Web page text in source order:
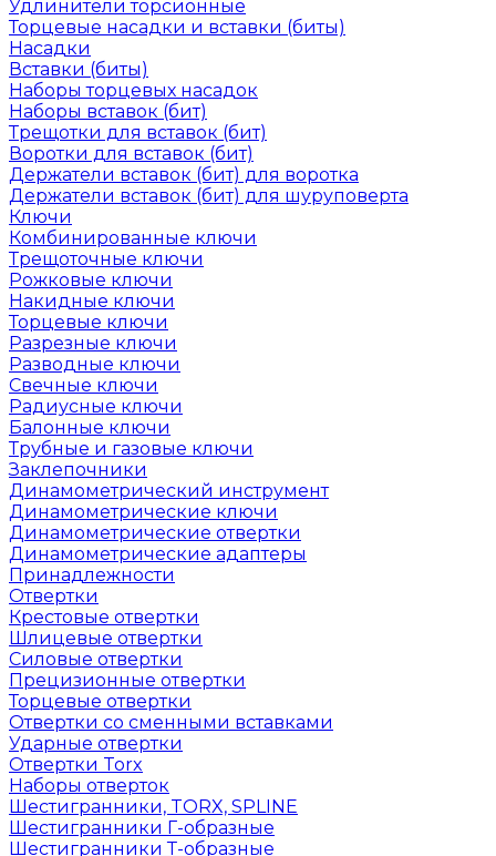
Удлинители торсионные
Торцевые насадки и вставки (биты)
Насадки
Вставки (биты)
Наборы торцевых насадок
Наборы вставок (бит)
Трещотки для вставок (бит)
Воротки для вставок (бит)
Держатели вставок (бит) для воротка
Держатели вставок (бит) для шуруповерта
Ключи
Комбинированные ключи
Трещоточные ключи
Рожковые ключи
Накидные ключи
Торцевые ключи
Разрезные ключи
Разводные ключи
Свечные ключи
Радиусные ключи
Балонные ключи
Трубные и газовые ключи
Заклепочники
Динамометрический инструмент
Динамометрические ключи
Динамометрические отвертки
Динамометрические адаптеры
Принадлежности
Отвертки
Крестовые отвертки
Шлицевые отвертки
Силовые отвертки
Прецизионные отвертки
Торцевые отвертки
Отвертки со сменными вставками
Ударные отвертки
Отвертки Torx
Наборы отверток
Шестигранники, TORX, SPLINE
Шестигранники Г-образные
Шестигранники Т-образные